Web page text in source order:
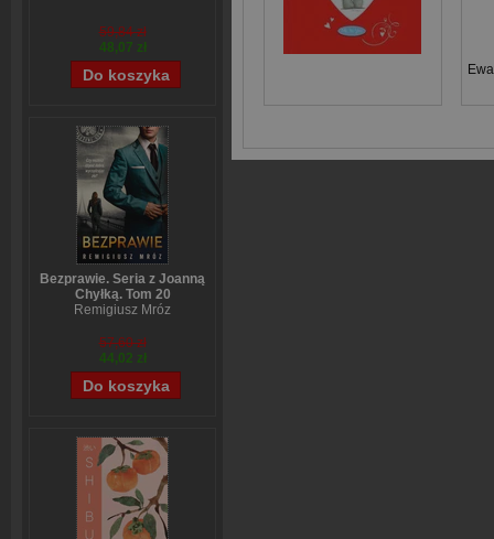
59,84 zł
48,07 zł
Bezprawie. Seria z Joanną
Chyłką. Tom 20
Remigiusz Mróz
57,60 zł
44,02 zł